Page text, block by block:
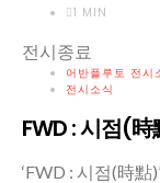
1 MIN
전시종료
어반플루토 전시
전시소식
FWD : 시점(
‘FWD : 시점(時點